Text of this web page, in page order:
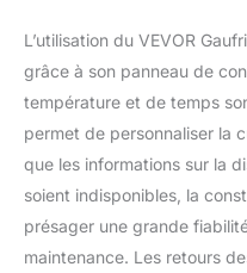
L’utilisation du VEVOR
grâce à son panneau de
température et de temps
permet de personnaliser la
que les informations sur la
soient indisponibles, la
présager une grande
maintenance. Les retours